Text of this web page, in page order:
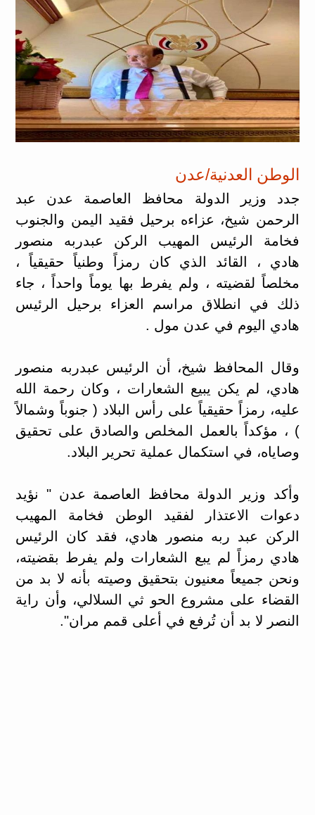
الوطن العدنية/عدن
جدد وزير الدولة محافظ العاصمة عدن عبد
الرحمن شيخ، عزاءه برحيل فقيد اليمن والجنوب
فخامة الرئيس المهيب الركن عبدربه منصور
هادي ، القائد الذي كان رمزاً وطنياً حقيقياً ،
مخلصاً لقضيته ، ولم يفرط بها يوماً واحداً ، جاء
ذلك في انطلاق مراسم العزاء برحيل الرئيس
هادي اليوم في عدن مول .
وقال المحافظ شيخ، أن الرئيس عبدربه منصور
هادي، لم يكن يبيع الشعارات ، وكان رحمة الله
عليه، رمزاً حقيقياً على رأس البلاد ( جنوباً وشمالاً
) ، مؤكداً بالعمل المخلص والصادق على تحقيق
وصاياه، في استكمال عملية تحرير البلاد.
وأكد وزير الدولة محافظ العاصمة عدن " نؤيد
دعوات الاعتذار لفقيد الوطن فخامة المهيب
الركن عبد ربه منصور هادي، فقد كان الرئيس
هادي رمزاً لم يبع الشعارات ولم يفرط بقضيته،
ونحن جميعاً معنيون بتحقيق وصيته بأنه لا بد من
القضاء على مشروع الحو ثي السلالي، وأن راية
النصر لا بد أن تُرفع في أعلى قمم مران".